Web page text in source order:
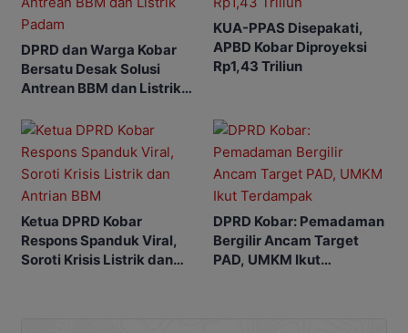
DPRD dan Warga Kobar
Bersatu Desak Solusi
Antrean BBM dan Listrik
KUA-PPAS Disepakati,
APBD Kobar Diproyeksi
Rp1,43 Triliun
Ketua DPRD Kobar
Respons Spanduk Viral,
Soroti Krisis Listrik dan
DPRD Kobar: Pemadaman
Bergilir Ancam Target
PAD, UMKM Ikut